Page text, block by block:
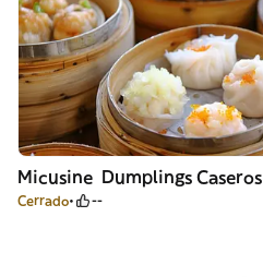
Micusine Dumplings Caseros
Cerrado --